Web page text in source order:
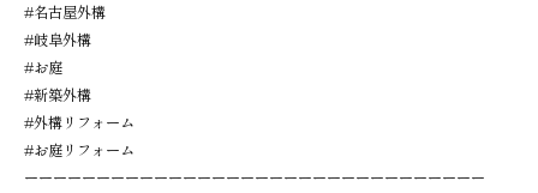
#名古屋外構
#岐阜外構
#お庭
#新築外構
#外構リフォーム
#お庭リフォーム
ーーーーーーーーーーーーーーーーーーーーーーーーーーーーーーーー